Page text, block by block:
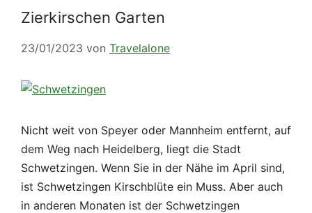
Zierkirschen Garten
23/01/2023 von Travelalone
Nicht weit von Speyer oder Mannheim entfernt, auf
dem Weg nach Heidelberg, liegt die Stadt
Schwetzingen. Wenn Sie in der Nähe im April sind,
ist Schwetzingen Kirschblüte ein Muss. Aber auch
in anderen Monaten ist der Schwetzingen